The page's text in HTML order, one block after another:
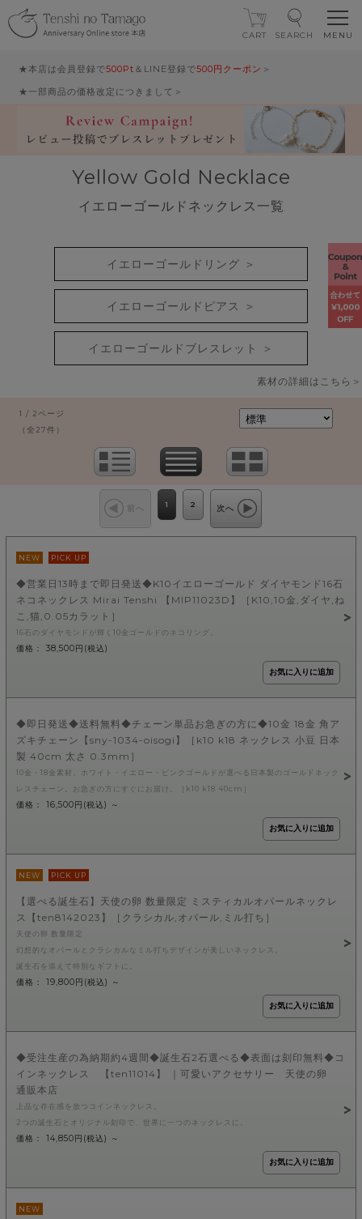
★本店は会員登録で500Pt ＆LINE登録で500円クーポン ＞
★一部商品の価格改定につきまして＞
CART SEARCH
Yellow Gold Necklace
イエローゴールドネックレス一覧
イエローゴールドリング ＞
イエローゴールドピアス ＞
イエローゴールドブレスレット ＞
素材の詳細はこちら＞
1 / 2ページ
（全27件）
前へ 1 2 次へ
NEW PICK UP
◆営業日13時まで即日発送◆K10イエローゴールド ダイヤモンド16石
ネコネックレス Mirai Tenshi 【MIP11023D】［K10,10金,ダイヤ,ね
こ,猫,0.05カラット］
16石のダイヤモンドが輝く10金ゴールドのネコリング。
価格： 38,500円(税込)
◆即日発送◆送料無料◆チェーン単品お急ぎの方に◆10金 18金 角ア
ズキチェーン【sny-1034-oisogi】［k10 k18 ネックレス 小豆 日本
製 40cm 太さ 0.3mm］
10金・18金素材、ホワイト・イエロー・ピンクゴールドが選べる日本製のゴールドネック
レスチェーン。お急ぎの方にすぐにお届け。［k10 k18 40cm］
価格： 16,500円(税込) ～
NEW PICK UP
【選べる誕生石】天使の卵 数量限定 ミスティカルオパールネックレ
ス【ten8142023】［クラシカル,オパール,ミル打ち］
天使の卵 数量限定
幻想的なオパールとクラシカルなミル打ちデザインが美しいネックレス。
誕生石を添えて特別なギフトに。
価格： 19,800円(税込) ～
◆受注生産の為納期約4週間◆誕生石2石選べる◆表面は刻印無料◆コ
インネックレス 【ten11014】 ｜可愛いアクセサリー 天使の卵
通販本店
上品な存在感を放つコインネックレス。
2つの誕生石とオリジナル刻印で、世界に一つのネックレスに。
価格： 14,850円(税込) ～
NEW